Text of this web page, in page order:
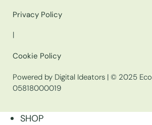
Privacy Policy
|
Cookie Policy
Powered by Digital Ideators | © 2025
05818000019
SHOP